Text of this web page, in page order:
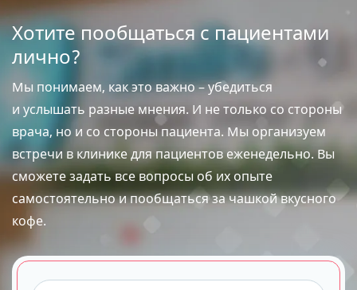
Хотите пообщаться с пациентами
лично?
Мы понимаем, как это важно – убедиться
и услышать разные мнения. И не только со стороны
врача, но и со стороны пациента. Мы организуем
встречи в клинике для пациентов еженедельно. Вы
сможете задать все вопросы об их опыте
самостоятельно и пообщаться за чашкой вкусного
кофе.